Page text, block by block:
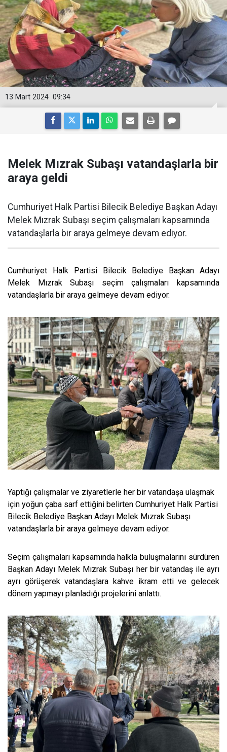
09:34
13 Mart 2024
Melek Mızrak Subaşı vatandaşlarla bir
araya geldi
Cumhuriyet Halk Partisi Bilecik Belediye Başkan Adayı
Melek Mızrak Subaşı seçim çalışmaları kapsamında
vatandaşlarla bir araya gelmeye devam ediyor.
Cumhuriyet Halk Partisi Bilecik Belediye Başkan Adayı
Melek Mızrak Subaşı seçim çalışmaları kapsamında
vatandaşlarla bir araya gelmeye devam ediyor.
Yaptığı çalışmalar ve ziyaretlerle her bir vatandaşa ulaşmak
için yoğun çaba sarf ettiğini belirten Cumhuriyet Halk Partisi
Bilecik Belediye Başkan Adayı Melek Mızrak Subaşı
vatandaşlarla bir araya gelmeye devam ediyor.
Seçim çalışmaları kapsamında halkla buluşmalarını sürdüren
Başkan Adayı Melek Mızrak Subaşı her bir vatandaş ile ayrı
ayrı görüşerek vatandaşlara kahve ikram etti ve gelecek
dönem yapmayı planladığı projelerini anlattı.